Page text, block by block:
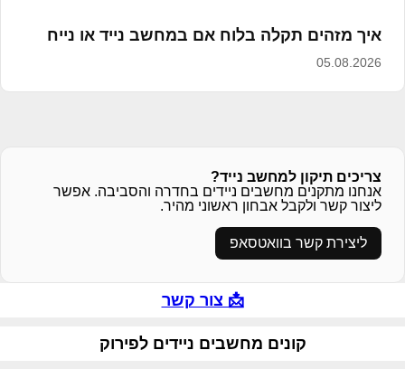
איך מזהים תקלה בלוח אם במחשב נייד או נייח
05.08.2026
צריכים תיקון למחשב נייד?
אנחנו מתקנים מחשבים ניידים בחדרה והסביבה. אפשר
ליצור קשר ולקבל אבחון ראשוני מהיר.
ליצירת קשר בוואטסאפ
📩 צור קשר
קונים מחשבים ניידים לפירוק